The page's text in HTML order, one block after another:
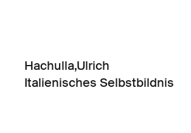
Hachulla,Ulrich
Italienisches Selbstbildnis